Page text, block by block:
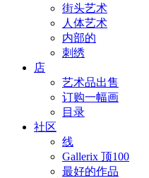
街头艺术
人体艺术
内部的
刺绣
店
艺术品出售
订购一幅画
目录
社区
线
Gallerix 顶100
最好的作品